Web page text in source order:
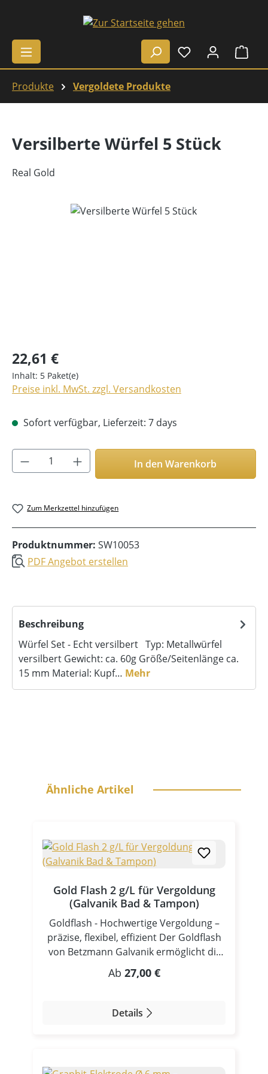
Zum Hauptinhalt springen
Produkte Vergoldete Produkte
Versilberte Würfel 5 Stück
Real Gold
Bildergalerie überspringen
22,61 €
Inhalt: 5 Paket(e)
Preise inkl. MwSt. zzgl. Versandkosten
Sofort verfügbar, Lieferzeit: 7 days
Produkt Anzahl: Gib den gewünschten
In den Warenkorb
Zum Merkzettel hinzufügen
Produktnummer: SW10053
PDF Angebot erstellen
Beschreibung
Würfel Set - Echt versilbert Typ: Metallwürfel
versilbert Gewicht: ca. 60g Größe/Seitenlänge ca.
15 mm Material: Kupf… Mehr
Ähnliche Artikel
Gold Flash 2 g/L für Vergoldung
(Galvanik Bad & Tampon)
Goldflash - Hochwertige Vergoldung –
präzise, flexibel, effizient Der Goldflash
von Betzmann Galvanik ermöglicht dir
eine professionelle Vergoldung mittels
Stift, Tampon oder Badgalvanik. Durch
System ideal für Reparaturen,
Betriebsbedingungen und
Regulärer Preis:
Ab 27,00 €
Details